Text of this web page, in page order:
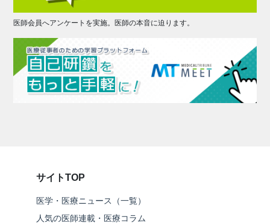
医師会員へアンケートを実施。医師の本音に迫ります。
サイトTOP
医学・医療ニュース（一覧）
人気の医師連載・医療コラム